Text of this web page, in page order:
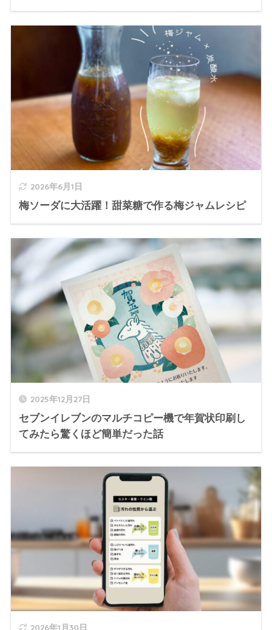
2026年6月1日
梅ソーダに大活躍！甜菜糖で作る梅ジャムレシピ
2025年12月27日
セブンイレブンのマルチコピー機で年賀状印刷し
てみたら驚くほど簡単だった話
2026年1月30日